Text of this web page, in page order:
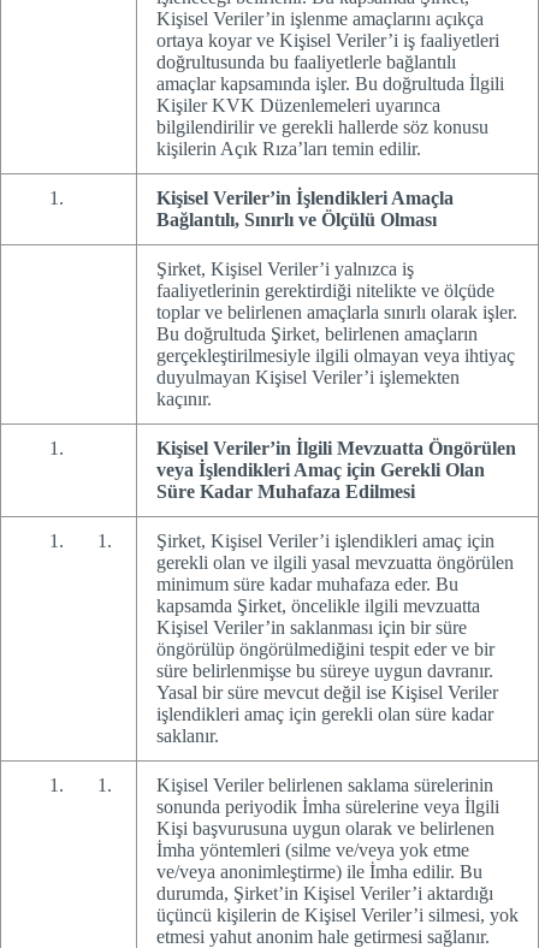
Kişisel Veriler’in işlenme amaçlarını açıkça
ortaya koyar ve Kişisel Veriler’i iş faaliyetleri
doğrultusunda bu faaliyetlerle bağlantılı
amaçlar kapsamında işler. Bu doğrultuda İlgili
Kişiler KVK Düzenlemeleri uyarınca
bilgilendirilir ve gerekli hallerde söz konusu
kişilerin Açık Rıza’ları temin edilir.
Kişisel Veriler’in İşlendikleri Amaçla
Bağlantılı, Sınırlı ve Ölçülü Olması
Şirket, Kişisel Veriler’i yalnızca iş
faaliyetlerinin gerektirdiği nitelikte ve ölçüde
toplar ve belirlenen amaçlarla sınırlı olarak işler.
Bu doğrultuda Şirket, belirlenen amaçların
gerçekleştirilmesiyle ilgili olmayan veya ihtiyaç
duyulmayan Kişisel Veriler’i işlemekten
kaçınır.
Kişisel Veriler’in İlgili Mevzuatta Öngörülen
veya İşlendikleri Amaç için Gerekli Olan
Süre Kadar Muhafaza Edilmesi
Şirket, Kişisel Veriler’i işlendikleri amaç için
gerekli olan ve ilgili yasal mevzuatta öngörülen
minimum süre kadar muhafaza eder. Bu
kapsamda Şirket, öncelikle ilgili mevzuatta
Kişisel Veriler’in saklanması için bir süre
öngörülüp öngörülmediğini tespit eder ve bir
süre belirlenmişse bu süreye uygun davranır.
Yasal bir süre mevcut değil ise Kişisel Veriler
işlendikleri amaç için gerekli olan süre kadar
saklanır.
Kişisel Veriler belirlenen saklama sürelerinin
sonunda periyodik İmha sürelerine veya İlgili
Kişi başvurusuna uygun olarak ve belirlenen
İmha yöntemleri (silme ve/veya yok etme
ve/veya anonimleştirme) ile İmha edilir. Bu
durumda, Şirket’in Kişisel Veriler’i aktardığı
üçüncü kişilerin de Kişisel Veriler’i silmesi, yok
etmesi yahut anonim hale getirmesi sağlanır.